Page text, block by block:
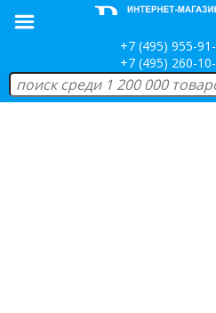
+7 (495) 955-
+7 (495) 260-